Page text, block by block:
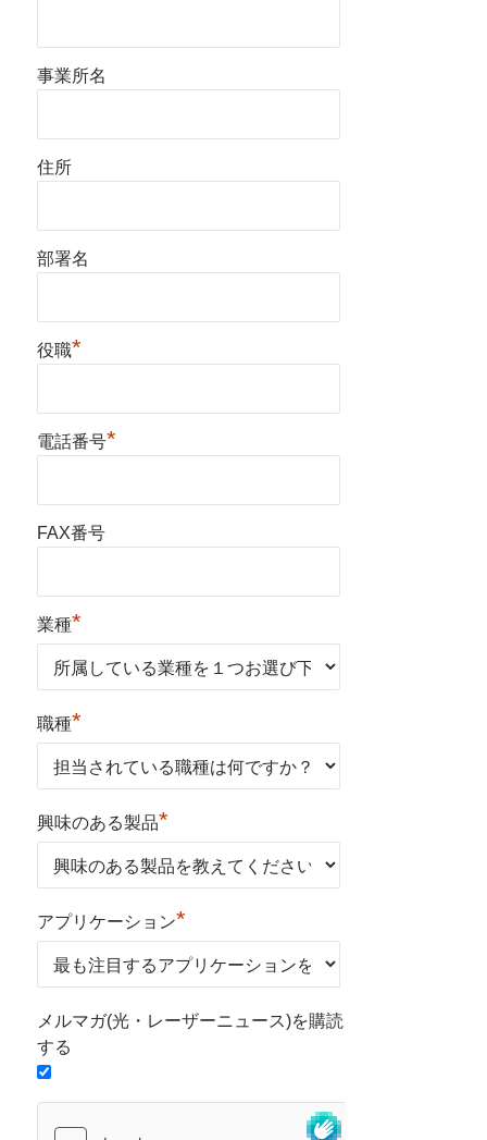
事業所名
住所
部署名
役職*
電話番号*
FAX番号
業種*
職種*
興味のある製品*
アプリケーション*
メルマガ(光・レーザーニュース)を購読
する